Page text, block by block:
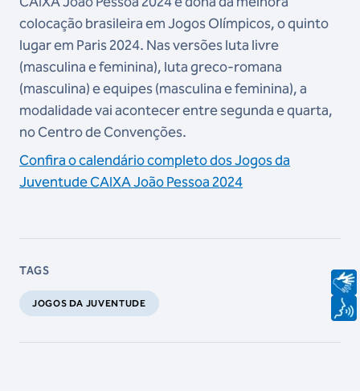
colocação brasileira em Jogos Olímpicos, o quinto
lugar em Paris 2024. Nas versões luta livre
(masculina e feminina), luta greco-romana
(masculina) e equipes (masculina e feminina), a
modalidade vai acontecer entre segunda e quarta,
no Centro de Convenções.
Confira o calendário completo dos Jogos da
Juventude CAIXA João Pessoa 2024
TAGS
JOGOS DA JUVENTUDE